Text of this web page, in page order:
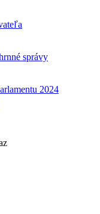
správy
2024